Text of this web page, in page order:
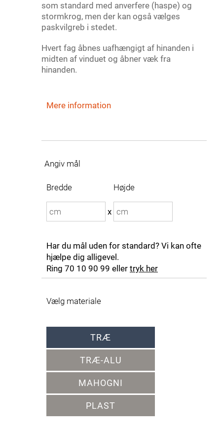
som standard med anverfere (haspe) og
stormkrog, men der kan også vælges
paskvilgreb i stedet.
Hvert fag åbnes uafhængigt af hinanden i
midten af vinduet og åbner væk fra
hinanden.
Mere information
Angiv mål
Bredde
x
Højde
Har du mål uden for standard? Vi kan ofte
hjælpe dig alligevel.
Ring 70 10 90 99 eller tryk her
Vælg materiale
TRÆ
TRÆ-ALU
MAHOGNI
PLAST